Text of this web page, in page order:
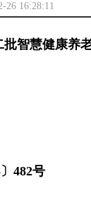
16:28:11
智慧健康养
482号